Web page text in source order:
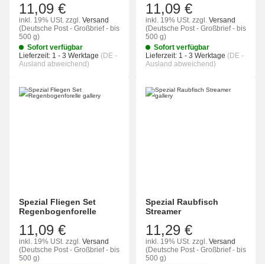
11,09 €
inkl. 19% USt. zzgl. Versand
(Deutsche Post - Großbrief - bis
500 g)
Sofort verfügbar
Lieferzeit: 1 - 3 Werktage (DE -
Ausland abweichend)
11,09 €
inkl. 19% USt. zzgl. Versand
(Deutsche Post - Großbrief - bis
500 g)
Sofort verfügbar
Lieferzeit: 1 - 3 Werktage (DE -
Ausland abweichend)
Spezial Fliegen Set
Regenbogenforelle
11,09 €
inkl. 19% USt. zzgl. Versand
(Deutsche Post - Großbrief - bis
500 g)
Spezial Raubfisch
Streamer
11,29 €
inkl. 19% USt. zzgl. Versand
(Deutsche Post - Großbrief - bis
500 g)